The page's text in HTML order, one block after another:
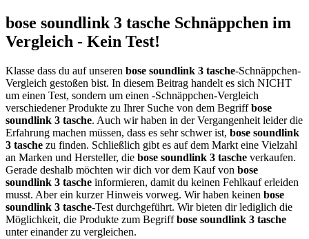
bose soundlink 3 tasche Schnäppchen im
Vergleich - Kein Test!
Klasse dass du auf unseren bose soundlink 3 tasche-Schnäppchen-
Vergleich gestoßen bist. In diesem Beitrag handelt es sich NICHT
um einen Test, sondern um einen -Schnäppchen-Vergleich
verschiedener Produkte zu Ihrer Suche von dem Begriffbose
soundlink 3 tasche. Auch wir haben in der Vergangenheit leider die
Erfahrung machen müssen, dass es sehr schwer ist, bose soundlink
3 tasche zu finden. Schließlich gibt es auf dem Markt eine Vielzahl
an Marken und Hersteller, die bose soundlink 3 tasche verkaufen.
Gerade deshalb möchten wir dich vor dem Kauf von bose
soundlink 3 tasche informieren, damit du keinen Fehlkauf erleiden
musst. Aber ein kurzer Hinweis vorweg. Wir haben keinen bose
soundlink 3 tasche-Test durchgeführt. Wir bieten dir lediglich die
Möglichkeit, die Produkte zum Begriffbose soundlink 3 tasche
unter einander zu vergleichen.